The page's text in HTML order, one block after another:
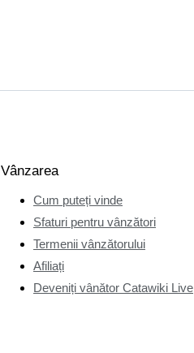
Vânzarea
Cum puteți vinde
Sfaturi pentru vânzători
Termenii vânzătorului
Afiliați
Deveniți vânător Catawiki Live